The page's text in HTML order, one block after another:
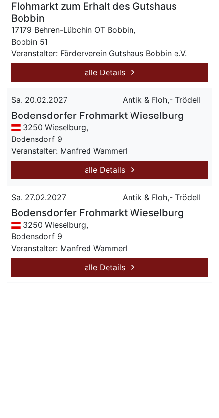
Flohmarkt zum Erhalt des Gutshaus
Bobbin
17179 Behren-Lübchin OT Bobbin,
Bobbin 51
Veranstalter: Förderverein Gutshaus Bobbin e.V.
alle Details
Sa. 20.02.2027 Antik & Floh,- Trödell
Bodensdorfer Frohmarkt Wieselburg
3250 Wieselburg,
Bodensdorf 9
Veranstalter: Manfred Wammerl
alle Details
Sa. 27.02.2027 Antik & Floh,- Trödell
Bodensdorfer Frohmarkt Wieselburg
3250 Wieselburg,
Bodensdorf 9
Veranstalter: Manfred Wammerl
alle Details